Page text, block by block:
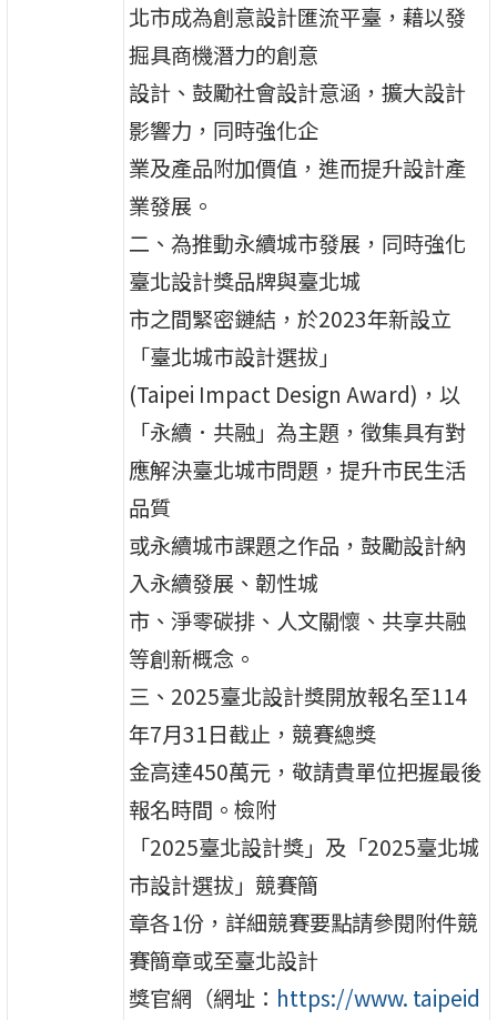
北市成為創意設計匯流平臺，藉以發
掘具商機潛力的創意
設計、鼓勵社會設計意涵，擴大設計
影響力，同時強化企
業及產品附加價值，進而提升設計產
業發展。
二、為推動永續城市發展，同時強化
臺北設計獎品牌與臺北城
市之間緊密鏈結，於2023年新設立
「臺北城市設計選拔」
(Taipei Impact Design Award)，以
「永續．共融」為主題，徵集具有對
應解決臺北城市問題，提升市民生活
品質
或永續城市課題之作品，鼓勵設計納
入永續發展、韌性城
市、淨零碳排、人文關懷、共享共融
等創新概念。
三、2025臺北設計獎開放報名至114
年7月31日截止，競賽總獎
金高達450萬元，敬請貴單位把握最後
報名時間。檢附
「2025臺北設計獎」及「2025臺北城
市設計選拔」競賽簡
章各1份，詳細競賽要點請參閱附件競
賽簡章或至臺北設計
獎官網（網址： https://www. taipeid